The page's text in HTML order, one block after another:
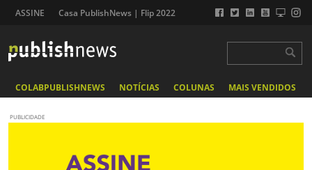
ASSINE Casa PublishNews | Flip 2022
COLABPUBLISHNEWS NOTÍCIAS COLUNAS MAIS VENDIDOS
PUBLICIDADE